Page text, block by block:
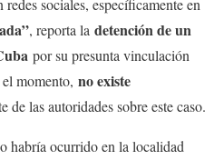
, reporta la detención de un
por su presunta vinculación
momento, no existe
de las autoridades sobre este caso.
habría ocurrido en la localidad